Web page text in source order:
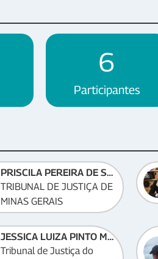
6
Participantes
PRISCILA PEREIRA DE SOUZA
TRIBUNAL DE JUSTIÇA DE
MINAS GERAIS
JESSICA LUIZA PINTO MESQUITA
Tribunal de Justiça do